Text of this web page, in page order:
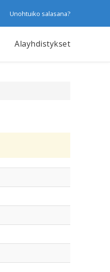
Unohtuiko salasana?
Alayhdistykset